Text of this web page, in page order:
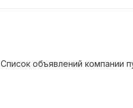
Список объявлений компании